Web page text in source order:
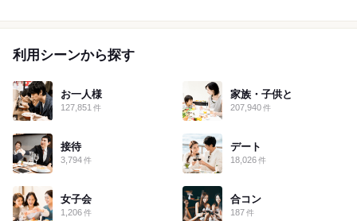
福岡 佐賀 長崎 鹿児島 沖縄
利用シーンから探す
お一人様
127,851 件
家族・子供と
207,940 件
接待
3,794件
デート
18,026 件
女子会
1,206件
合コン
187 件